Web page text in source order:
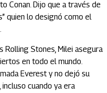
Conan. Dijo que a través de
quien lo designó como el
Rolling Stones, Milei asegura
en todo el mundo.
Everest y no dejó su
cuando ya era